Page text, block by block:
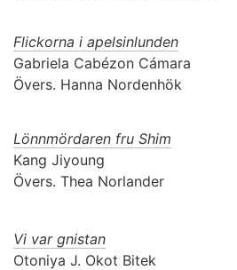
Flickorna i apelsinlunden
Gabriela Cabézon Cámara
Övers. Hanna Nordenhök
Lönnmördaren fru Shim
Kang Jiyoung
Övers. Thea Norlander
Vi var gnistan
Otoniya J. Okot Bitek